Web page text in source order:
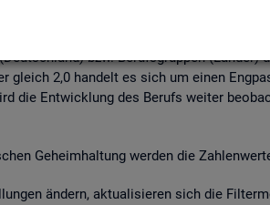
für Ar­beit be­wer­tet ein­mal jähr­lich
bzw. Be­rufs­grup­pen
gleich 2,0 han­delt es sich um einen
die Ent­wick­lung des Be­rufs wei­ter
Ge­heim­hal­tung wer­den die
än­dern, ak­tua­li­sie­ren sich die